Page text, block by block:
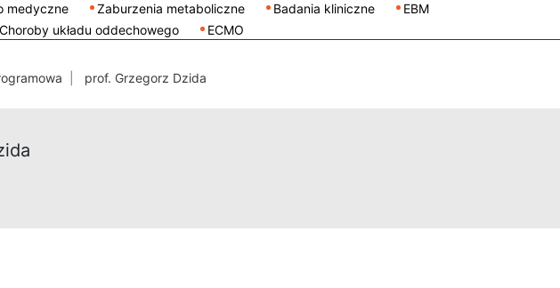
medyczne Zaburzenia metaboliczne Badania kliniczne
EBM
Choroby układu oddechowego ECMO
prof. Grzegorz Dzida